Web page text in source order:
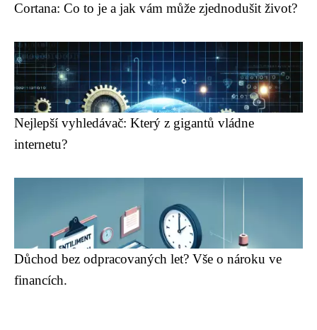
Cortana: Co to je a jak vám může zjednodušit život?
Nejlepší vyhledávač: Který z gigantů vládne
internetu?
Důchod bez odpracovaných let? Vše o nároku ve
financích.